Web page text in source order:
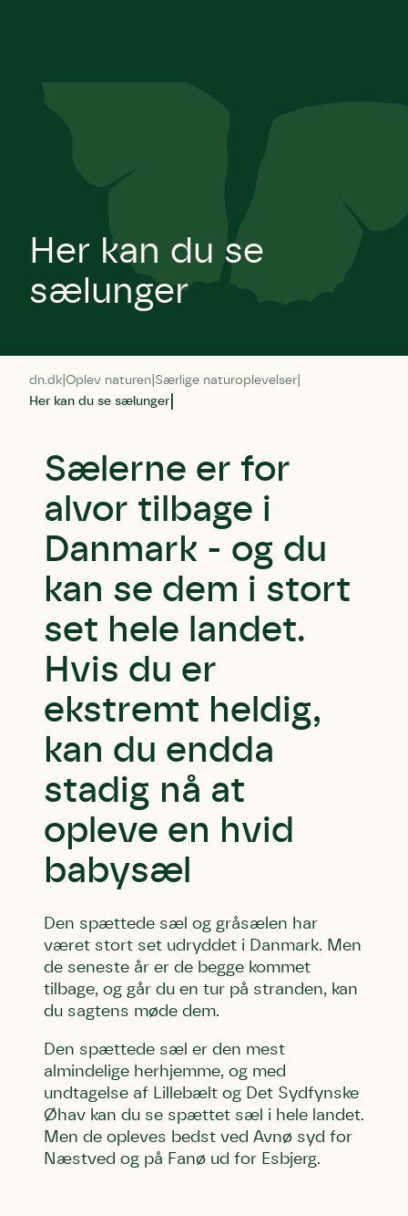
Her kan du se
sælunger
dn.dk Oplev naturen Særlige naturoplevelser
Her kan du se sælunger
Sælerne er for
alvor tilbage i
Danmark - og du
kan se dem i stort
set hele landet.
Hvis du er
ekstremt heldig,
kan du endda
stadig nå at
opleve en hvid
babysæl
Den spættede sæl og gråsælen har
været stort set udryddet i Danmark. Men
de seneste år er de begge kommet
tilbage, og går du en tur på stranden, kan
du sagtens møde dem.
Den spættede sæl er den mest
almindelige herhjemme, og med
undtagelse af Lillebælt og Det Sydfynske
Øhav kan du se spættet sæl i hele landet.
Men de opleves bedst ved Avnø syd for
Næstved og på Fanø ud for Esbjerg.